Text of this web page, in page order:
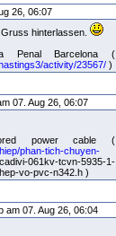
26, 06:07
hinterlassen.
Penal Barcelona (
activity/23567/ )
07. Aug 26, 06:07
power cable (
phan-tich-chuyen-
061kv-tcvn-5935-1-
vo-pvc-n342.h )
am 07. Aug 26, 06:04